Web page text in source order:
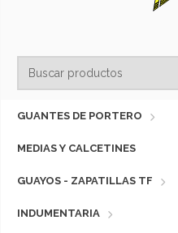
GUANTES DE PORTERO
MEDIAS Y CALCETINES
GUAYOS - ZAPATILLAS TF
INDUMENTARIA